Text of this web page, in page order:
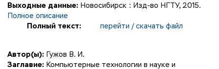
Выходные данные: Новосибирск : Изд-во НГТУ, 2015.
Полное описание
Полный текст:
перейти / скачать файл
Автор(ы): Гужов В. И.
Заглавие: Компьютерные технологии в науке и